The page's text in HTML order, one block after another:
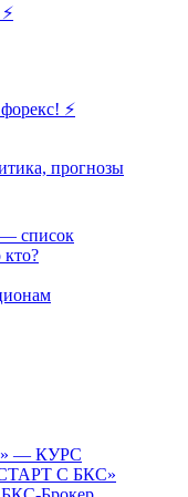
⚡
прогнозы
список
— КУРС
С БКС»